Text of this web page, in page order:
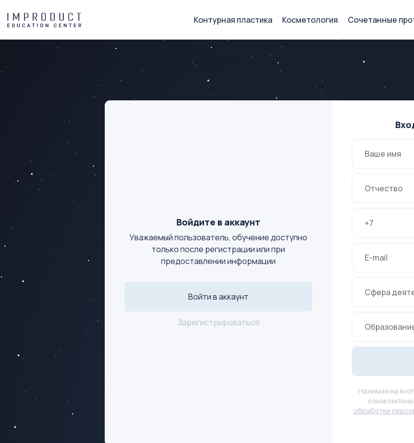
Контурная пластика Косметология Сочетанные
Войдите в аккаунт
Уважаемый пользователь, обучение доступно
только после регистрации или при
предоставлении информации
Войти в аккаунт
Зарегистрироваться
Нажимая на
обработки